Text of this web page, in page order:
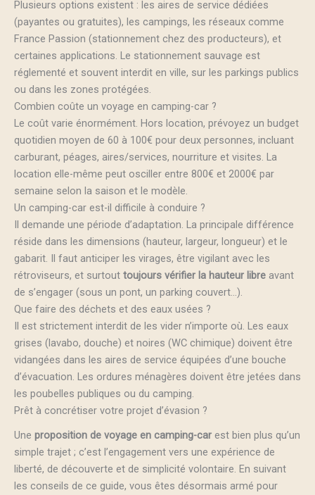
Plusieurs options existent : les aires de service dédiées
(payantes ou gratuites), les campings, les réseaux comme
France Passion (stationnement chez des producteurs), et
certaines applications. Le stationnement sauvage est
réglementé et souvent interdit en ville, sur les parkings publics
ou dans les zones protégées.
Combien coûte un voyage en camping-car ?
Le coût varie énormément. Hors location, prévoyez un budget
quotidien moyen de 60 à 100€ pour deux personnes, incluant
carburant, péages, aires/services, nourriture et visites. La
location elle-même peut osciller entre 800€ et 2000€ par
semaine selon la saison et le modèle.
Un camping-car est-il difficile à conduire ?
Il demande une période d’adaptation. La principale différence
réside dans les dimensions (hauteur, largeur, longueur) et le
gabarit. Il faut anticiper les virages, être vigilant avec les
rétroviseurs, et surtout toujours vérifier la hauteur libre avant
de s’engager (sous un pont, un parking couvert…).
Que faire des déchets et des eaux usées ?
Il est strictement interdit de les vider n’importe où. Les eaux
grises (lavabo, douche) et noires (WC chimique) doivent être
vidangées dans les aires de service équipées d’une bouche
d’évacuation. Les ordures ménagères doivent être jetées dans
les poubelles publiques ou du camping.
Prêt à concrétiser votre projet d’évasion ?
Une proposition de voyage en camping-car est bien plus qu’un
simple trajet ; c’est l’engagement vers une expérience de
liberté, de découverte et de simplicité volontaire. En suivant
les conseils de ce guide, vous êtes désormais armé pour